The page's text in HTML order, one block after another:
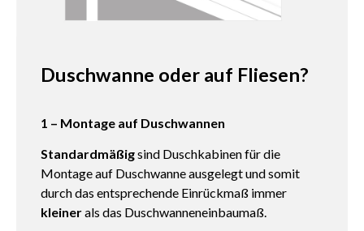
Duschwanne oder auf Fliesen?
1 – Montage auf Duschwannen
Standardmäßigsind Duschkabinen für die
Montage auf Duschwanne ausgelegt und somit
durch das entsprechende Einrückmaß immer
kleinerals das Duschwanneneinbaumaß.